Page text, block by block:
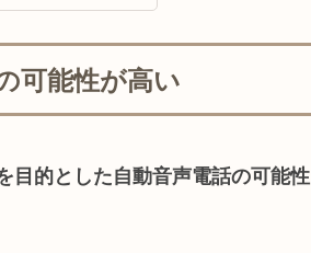
可能性が高い
目的とした自動音声電話の可能性